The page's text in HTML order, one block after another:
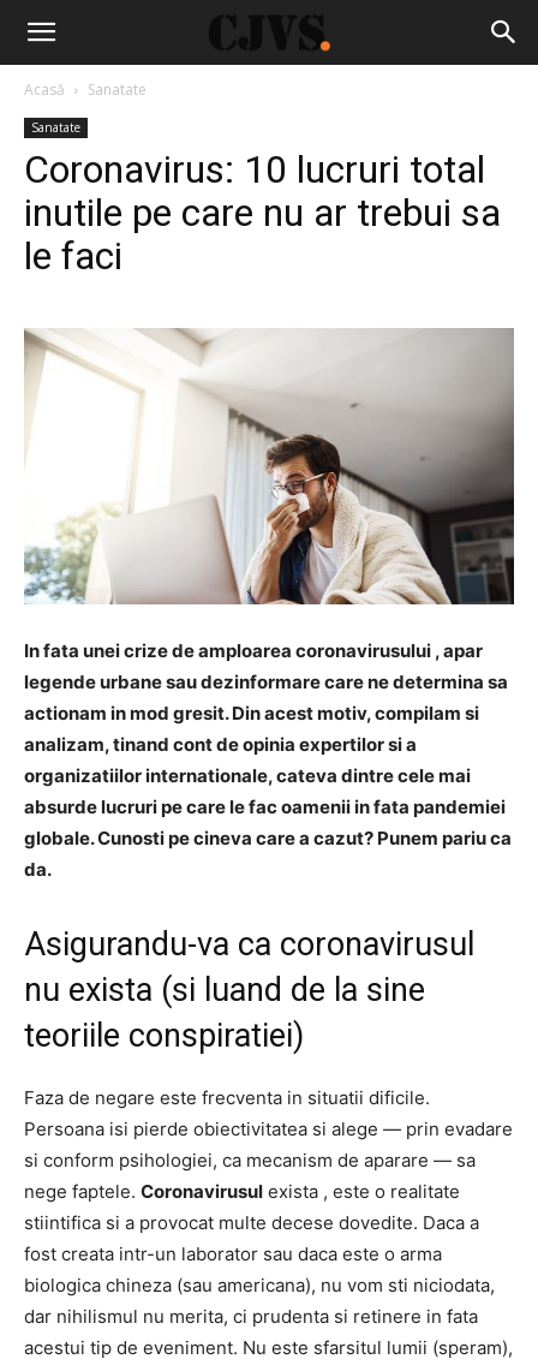
Acasă Sanatate
Sanatate
Coronavirus: 10 lucruri total
inutile pe care nu ar trebui sa
le faci
In fata unei crize de amploarea coronavirusului , apar
legende urbane sau dezinformare care ne determina sa
actionam in mod gresit.Din acest motiv, compilam si
analizam, tinand cont de opinia expertilor si a
organizatiilor internationale, cateva dintre cele mai
absurde lucruri pe care le fac oamenii in fata pandemiei
globale.Cunosti pe cineva care a cazut? Punem pariu ca
da.
Asigurandu-va ca coronavirusul
nu exista (si luand de la sine
teoriile conspiratiei)
Faza de negare este frecventa in situatii dificile.
Persoana isi pierde obiectivitatea si alege — prin evadare
si conform psihologiei, ca mecanism de aparare — sa
nege faptele. Coronavirusul exista , este o realitate
stiintifica si a provocat multe decese dovedite. Daca a
fost creata intr-un laborator sau daca este o arma
biologica chineza (sau americana), nu vom sti niciodata,
dar nihilismul nu merita, ci prudenta si retinere in fata
acestui tip de eveniment. Nu este sfarsitul lumii (speram),